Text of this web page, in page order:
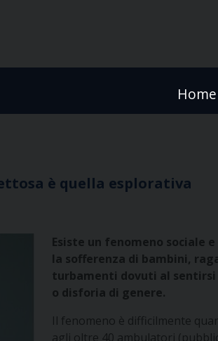
Home
è quella esplorativa
Esiste un fenomeno sociale
la sofferenza di bambini,
turbamenti dovuti al sentirsi
o disforia di genere.
Il fenomeno è difficilmente
agli oltre 40 ambulatori